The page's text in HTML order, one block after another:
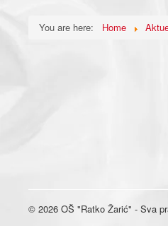
You are here: Home
© 2026 OŠ "Ratko Žarić" - Sva